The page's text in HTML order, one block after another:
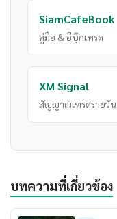
SiamCafeBook
คู่มือ & อีบุ๊กเทรด
XM Signal
สัญญาณเทรดรายวัน
บทความที่เกี่ยวข้อง